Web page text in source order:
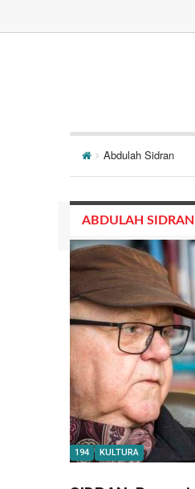
Abdulah Sidran
ABDULAH SIDRAN
194 KULTURA